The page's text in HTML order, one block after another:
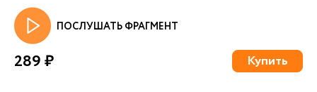
ПОСЛУШАТЬ ФРАГМЕНТ
289 ₽ Купить